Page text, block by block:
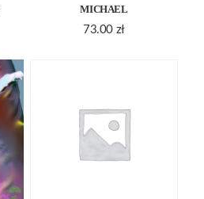
MICHAEL
73.00 zł